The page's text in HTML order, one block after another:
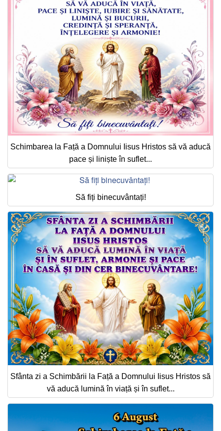
Schimbarea la Față a Domnului Iisus Hristos să vă aducă
pace și liniște în suflet...
Să fiți binecuvântați!
Sfânta zi a Schimbării la Față a Domnului Iisus Hristos să
vă aducă lumină în viață și în suflet...